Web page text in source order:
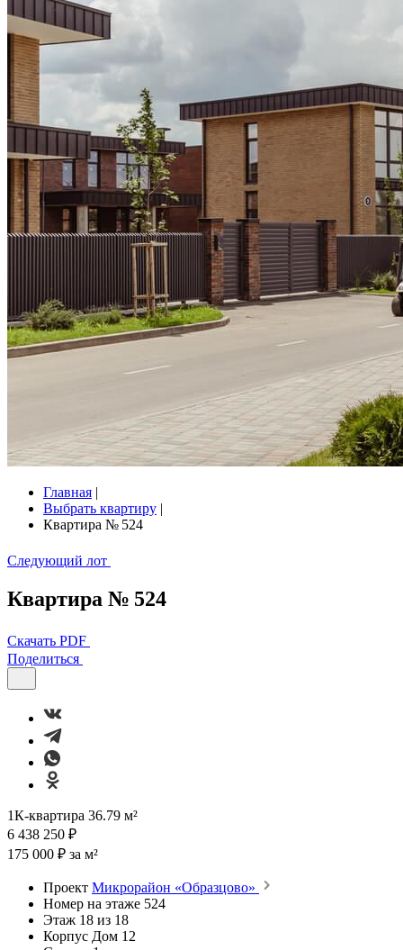
Главная |
Выбрать квартиру |
Квартира № 524
Следующий лот
Квартира № 524
Скачать PDF
Поделиться
1К-квартира 36.79 м²
6 438 250 ₽
175 000 ₽ за м²
Проект Микрорайон «Образцово»
Номер на этаже 524
Этаж 18 из 18
Корпус Дом 12